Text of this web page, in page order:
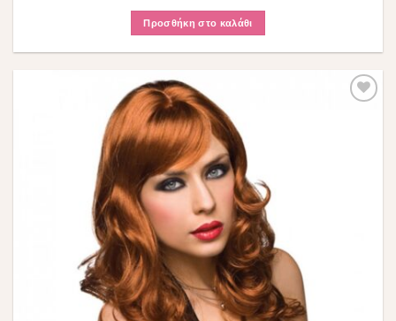
Προσθήκη στο καλάθι